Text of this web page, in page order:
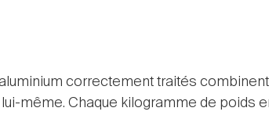
correctement traités
lui-même. Chaque kilogramme de poids